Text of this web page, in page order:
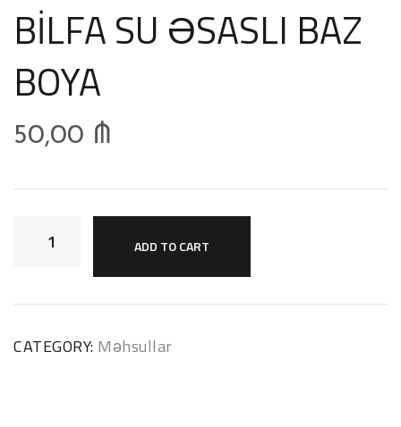
BİLFA SU ƏSASLI BAZ
BOYA
50,00 ₼
ADD TO CART
CATEGORY: Məhsullar